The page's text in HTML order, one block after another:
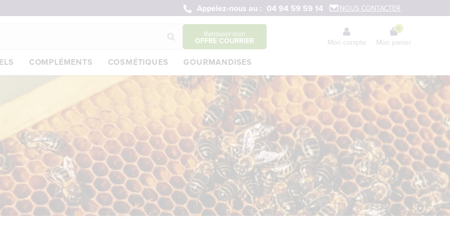
Appelez-nous au : 04 94 59 59 14 NOUS CONTACTER
Retrouver mon
OFFRE COURRIER Mon compte
0
Mon panier
COMPLÉMENTS COSMÉTIQUES GOURMANDISES